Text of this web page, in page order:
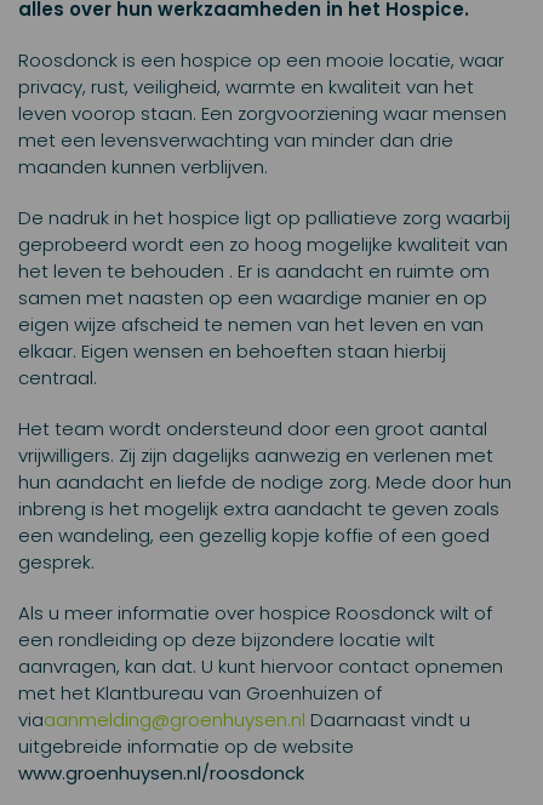
alles over hun werkzaamheden in het Hospice.
Roosdonck is een hospice op een mooie locatie, waar
privacy, rust, veiligheid, warmte en kwaliteit van het
leven voorop staan. Een zorgvoorziening waar mensen
met een levensverwachting van minder dan drie
maanden kunnen verblijven.
De nadruk in het hospice ligt op palliatieve zorg waarbij
geprobeerd wordt een zo hoog mogelijke kwaliteit van
het leven te behouden . Er is aandacht en ruimte om
samen met naasten op een waardige manier en op
eigen wijze afscheid te nemen van het leven en van
elkaar. Eigen wensen en behoeften staan hierbij
centraal.
Het team wordt ondersteund door een groot aantal
vrijwilligers. Zij zijn dagelijks aanwezig en verlenen met
hun aandacht en liefde de nodige zorg. Mede door hun
inbreng is het mogelijk extra aandacht te geven zoals
een wandeling, een gezellig kopje koffie of een goed
gesprek.
Als u meer informatie over hospice Roosdonck wilt of
een rondleiding op deze bijzondere locatie wilt
aanvragen, kan dat. U kunt hiervoor contact opnemen
met het Klantbureau van Groenhuizen of
viaaanmelding@groenhuysen.nl Daarnaast vindt u
uitgebreide informatie op de website
www.groenhuysen.nl/roosdonck